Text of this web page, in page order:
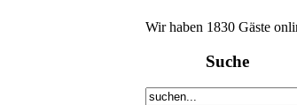
Wir haben 1830 Gäste
Suche